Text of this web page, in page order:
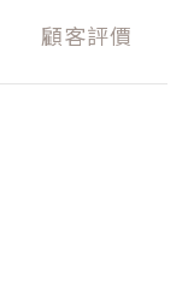
顧客評價